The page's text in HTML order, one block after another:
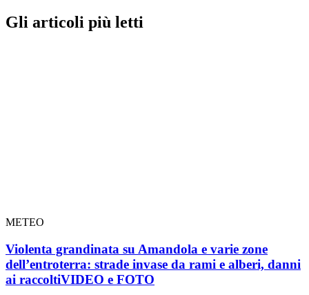
Gli articoli più letti
METEO
Violenta grandinata su Amandola e varie zone
dell’entroterra: strade invase da rami e alberi, danni
ai raccoltiVIDEO e FOTO